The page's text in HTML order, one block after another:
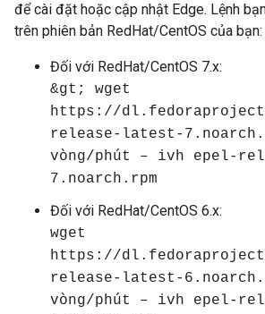
để cài đặt hoặc cập nhật Edge. Lệnh
trên phiên bản RedHat/CentOS của bạn:
Đối với RedHat/CentOS 7.x:
&gt; wget
https://
release-latest-
vòng/phút – ivh epel-
7.noarch.rpm
Đối với RedHat/CentOS 6.x:
wget
https://
release-latest-
vòng/phút – ivh epel-